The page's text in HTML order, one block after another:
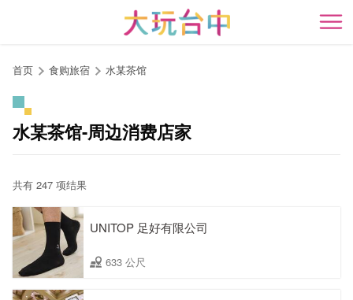
开
首页 食购旅宿 水某茶馆
水某茶馆-周边消费店家
共有 247 项结果
UNITOP 足好有限公司
633 公尺